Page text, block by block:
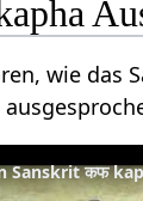
wie das
Sanskrit कफ